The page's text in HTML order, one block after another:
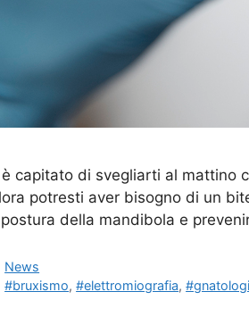
capitato di svegliarti al mattino
potresti aver bisogno di un
della mandibola e
Categorie
News
Tag
#bruxismo,#elettromiografia,